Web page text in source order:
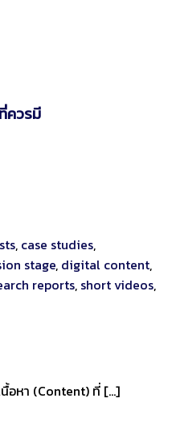
ควรมี
, case studies,
stage, digital content,
reports, short videos,
อหา (Content) ที่ […]